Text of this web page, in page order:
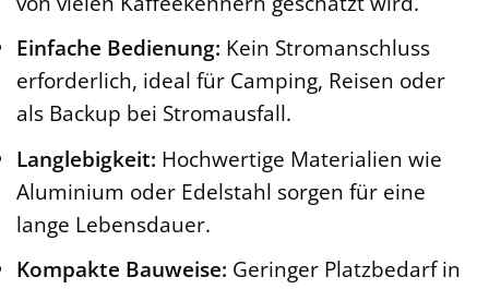
Einfache Bedienung: Kein Stromanschluss
erforderlich, ideal für Camping, Reisen oder
als Backup bei Stromausfall.
Langlebigkeit: Hochwertige Materialien wie
Aluminium oder Edelstahl sorgen für eine
lange Lebensdauer.
Kompakte Bauweise: Geringer Platzbedarf in